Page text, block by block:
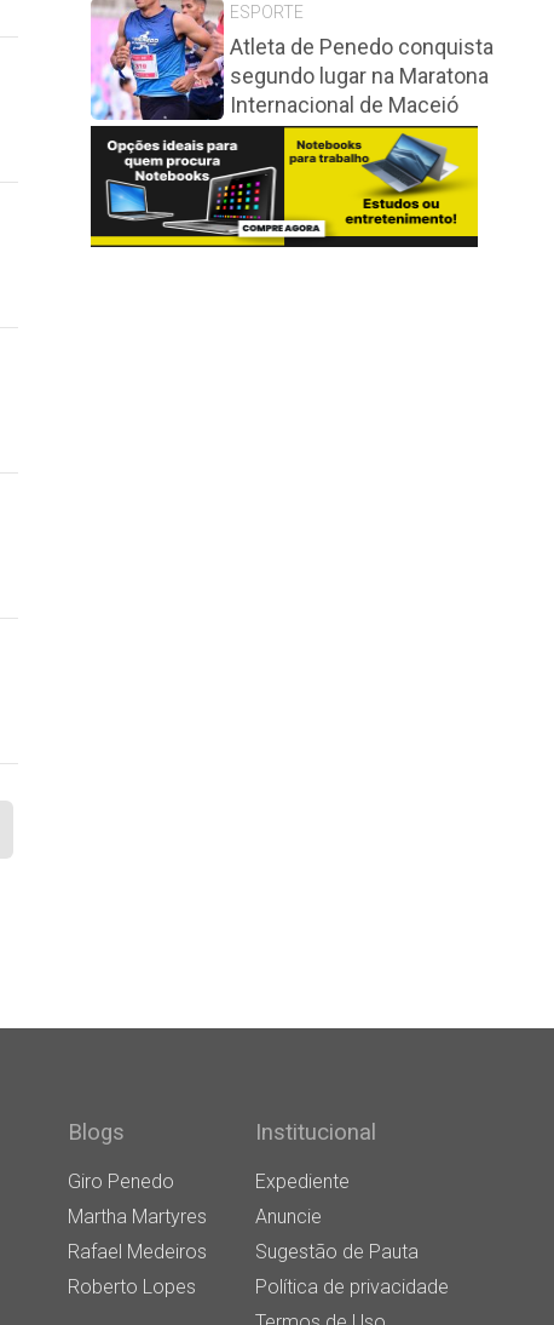
ESPORTE
Atleta de Penedo conquista
segundo lugar na Maratona
Internacional de Maceió
Blogs
Giro Penedo
Martha Martyres
Rafael Medeiros
Roberto Lopes
Institucional
Expediente
Anuncie
Sugestão de Pauta
Política de privacidade